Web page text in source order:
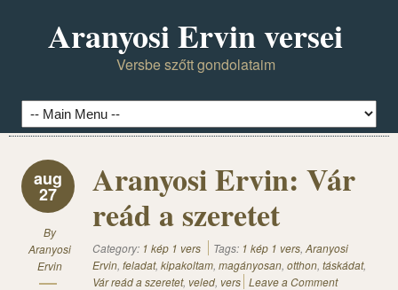
Aranyosi Ervin versei
Versbe szőtt gondolataim
aug
27
By
Aranyosi
Ervin
Aranyosi Ervin: Vár
reád a szeretet
Category: 1 kép 1 vers Tags: 1 kép 1 vers, Aranyosi
Ervin, feladat, kipakoltam, magányosan, otthon, táskádat,
Vár reád a szeretet, veled, vers Leave a Comment